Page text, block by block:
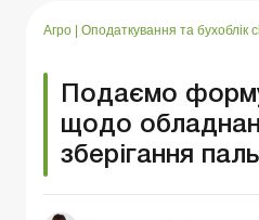
Агро Оподаткування та бухоблік
Подаємо
щодо
зберігання